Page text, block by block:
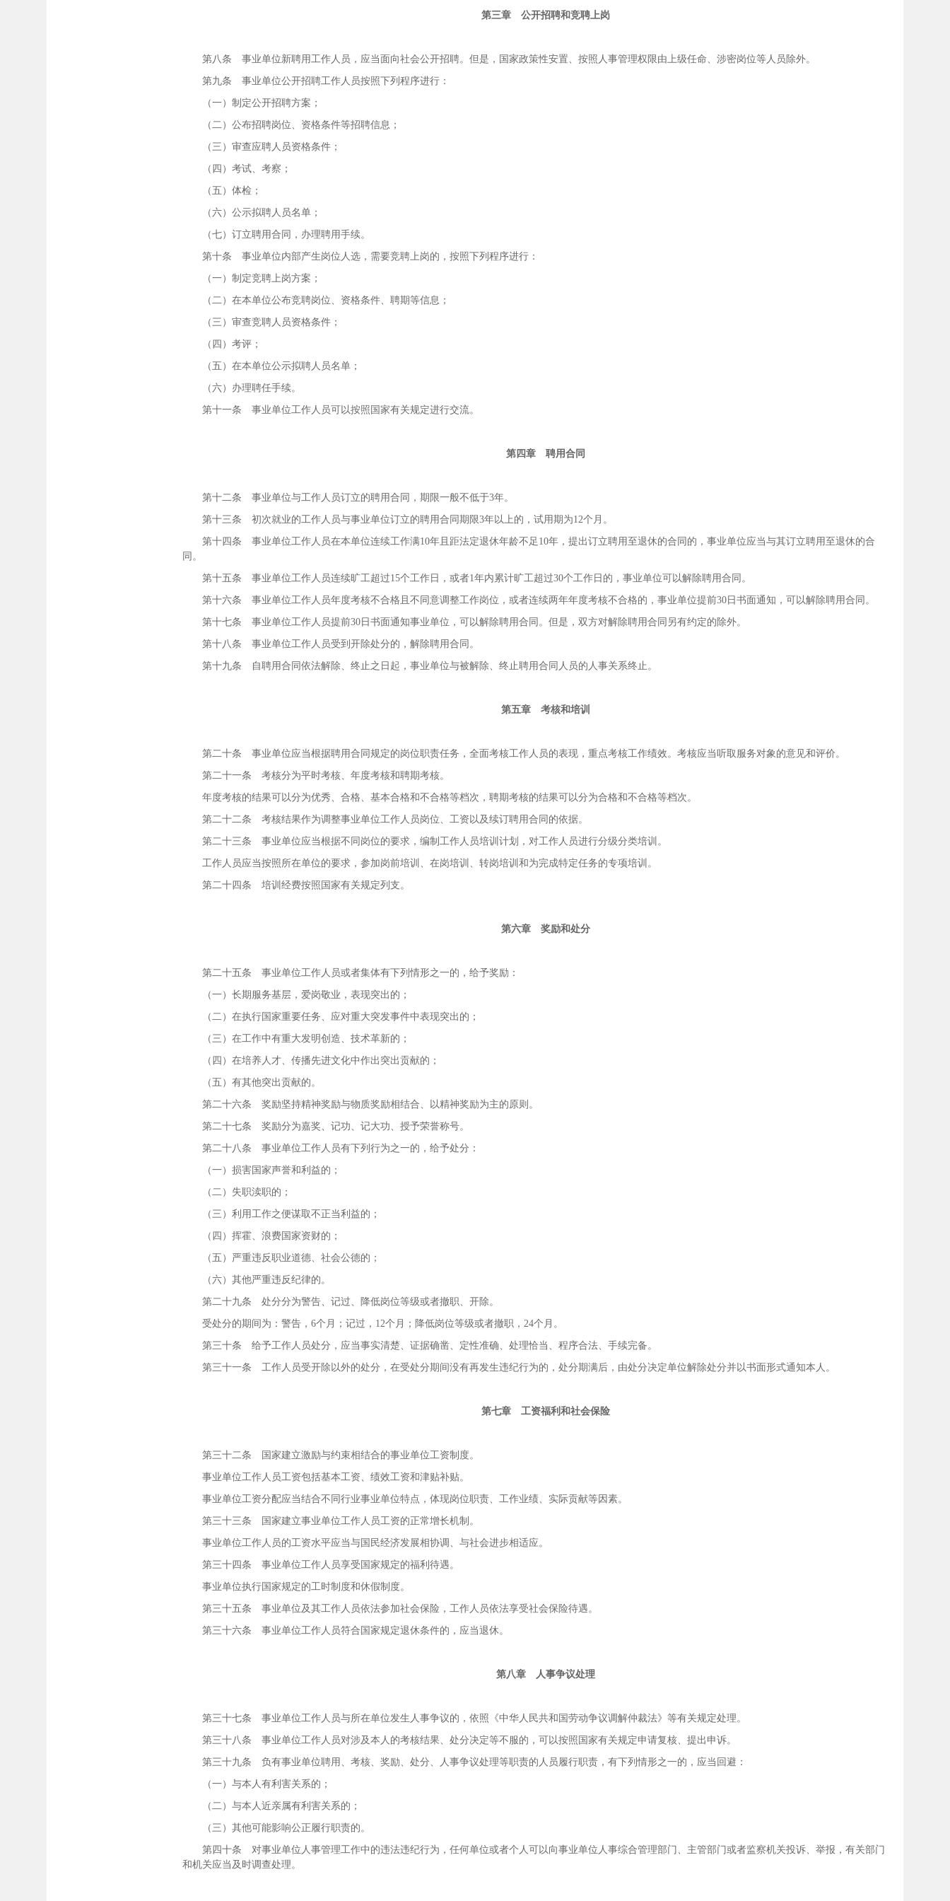
第三章 公开招聘和竞聘上岗
第八条 事业单位新聘用工作人员，应当面向社会公开招聘。但是，国家政策性安置、按照人事管理权限由上级任命、涉密岗位等人员除外。
第九条 事业单位公开招聘工作人员按照下列程序进行：
（一）制定公开招聘方案；
（二）公布招聘岗位、资格条件等招聘信息；
（三）审查应聘人员资格条件；
（四）考试、考察；
（五）体检；
（六）公示拟聘人员名单；
（七）订立聘用合同，办理聘用手续。
第十条 事业单位内部产生岗位人选，需要竞聘上岗的，按照下列程序进行：
（一）制定竞聘上岗方案；
（二）在本单位公布竞聘岗位、资格条件、聘期等信息；
（三）审查竞聘人员资格条件；
（四）考评；
（五）在本单位公示拟聘人员名单；
（六）办理聘任手续。
第十一条 事业单位工作人员可以按照国家有关规定进行交流。
第四章 聘用合同
第十二条 事业单位与工作人员订立的聘用合同，期限一般不低于3年。
第十三条 初次就业的工作人员与事业单位订立的聘用合同期限3年以上的，试用期为12个月。
第十四条 事业单位工作人员在本单位连续工作满10年且距法定退休年龄不足10年，提出订立聘用至退休的合同的，事业单位应当与其订立聘用至退休的合
同。
第十五条 事业单位工作人员连续旷工超过15个工作日，或者1年内累计旷工超过30个工作日的，事业单位可以解除聘用合同。
第十六条 事业单位工作人员年度考核不合格且不同意调整工作岗位，或者连续两年年度考核不合格的，事业单位提前30日书面通知，可以解除聘用合同。
第十七条 事业单位工作人员提前30日书面通知事业单位，可以解除聘用合同。但是，双方对解除聘用合同另有约定的除外。
第十八条 事业单位工作人员受到开除处分的，解除聘用合同。
第十九条 自聘用合同依法解除、终止之日起，事业单位与被解除、终止聘用合同人员的人事关系终止。
第五章 考核和培训
第二十条 事业单位应当根据聘用合同规定的岗位职责任务，全面考核工作人员的表现，重点考核工作绩效。考核应当听取服务对象的意见和评价。
第二十一条 考核分为平时考核、年度考核和聘期考核。
年度考核的结果可以分为优秀、合格、基本合格和不合格等档次，聘期考核的结果可以分为合格和不合格等档次。
第二十二条 考核结果作为调整事业单位工作人员岗位、工资以及续订聘用合同的依据。
第二十三条 事业单位应当根据不同岗位的要求，编制工作人员培训计划，对工作人员进行分级分类培训。
工作人员应当按照所在单位的要求，参加岗前培训、在岗培训、转岗培训和为完成特定任务的专项培训。
第二十四条 培训经费按照国家有关规定列支。
第六章 奖励和处分
第二十五条 事业单位工作人员或者集体有下列情形之一的，给予奖励：
（一）长期服务基层，爱岗敬业，表现突出的；
（二）在执行国家重要任务、应对重大突发事件中表现突出的；
（三）在工作中有重大发明创造、技术革新的；
（四）在培养人才、传播先进文化中作出突出贡献的；
（五）有其他突出贡献的。
第二十六条 奖励坚持精神奖励与物质奖励相结合、以精神奖励为主的原则。
第二十七条 奖励分为嘉奖、记功、记大功、授予荣誉称号。
第二十八条 事业单位工作人员有下列行为之一的，给予处分：
（一）损害国家声誉和利益的；
（二）失职渎职的；
（三）利用工作之便谋取不正当利益的；
（四）挥霍、浪费国家资财的；
（五）严重违反职业道德、社会公德的；
（六）其他严重违反纪律的。
第二十九条 处分分为警告、记过、降低岗位等级或者撤职、开除。
受处分的期间为：警告，6个月；记过，12个月；降低岗位等级或者撤职，24个月。
第三十条 给予工作人员处分，应当事实清楚、证据确凿、定性准确、处理恰当、程序合法、手续完备。
第三十一条 工作人员受开除以外的处分，在受处分期间没有再发生违纪行为的，处分期满后，由处分决定单位解除处分并以书面形式通知本人。
第七章 工资福利和社会保险
第三十二条 国家建立激励与约束相结合的事业单位工资制度。
事业单位工作人员工资包括基本工资、绩效工资和津贴补贴。
事业单位工资分配应当结合不同行业事业单位特点，体现岗位职责、工作业绩、实际贡献等因素。
第三十三条 国家建立事业单位工作人员工资的正常增长机制。
事业单位工作人员的工资水平应当与国民经济发展相协调、与社会进步相适应。
第三十四条 事业单位工作人员享受国家规定的福利待遇。
事业单位执行国家规定的工时制度和休假制度。
第三十五条 事业单位及其工作人员依法参加社会保险，工作人员依法享受社会保险待遇。
第三十六条 事业单位工作人员符合国家规定退休条件的，应当退休。
第八章 人事争议处理
第三十七条 事业单位工作人员与所在单位发生人事争议的，依照《中华人民共和国劳动争议调解仲裁法》等有关规定处理。
第三十八条 事业单位工作人员对涉及本人的考核结果、处分决定等不服的，可以按照国家有关规定申请复核、提出申诉。
第三十九条 负有事业单位聘用、考核、奖励、处分、人事争议处理等职责的人员履行职责，有下列情形之一的，应当回避：
（一）与本人有利害关系的；
（二）与本人近亲属有利害关系的；
（三）其他可能影响公正履行职责的。
第四十条 对事业单位人事管理工作中的违法违纪行为，任何单位或者个人可以向事业单位人事综合管理部门、主管部门或者监察机关投诉、举报，有关部门
和机关应当及时调查处理。